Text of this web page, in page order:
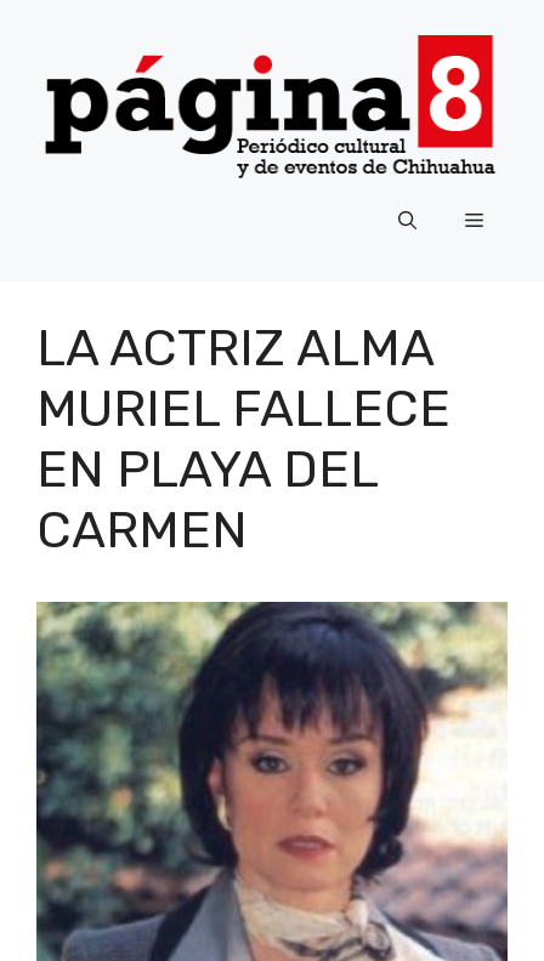
contenido
Menú
LA ACTRIZ ALMA
MURIEL FALLECE
EN PLAYA DEL
CARMEN